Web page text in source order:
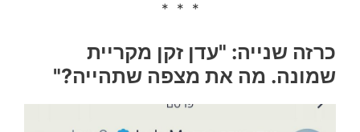
* * *
כרזה שנייה: "עדן זקן מקריית
שמונה. מה את מצפה שתהייה?"